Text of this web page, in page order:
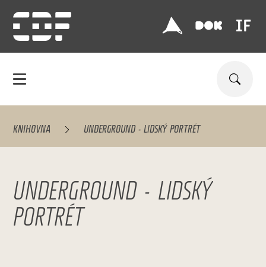
KNIHOVNA UNDERGROUND - LIDSKÝ PORTRÉT
UNDERGROUND - LIDSKÝ
PORTRÉT